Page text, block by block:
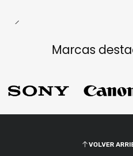
Marcas
VOLVER